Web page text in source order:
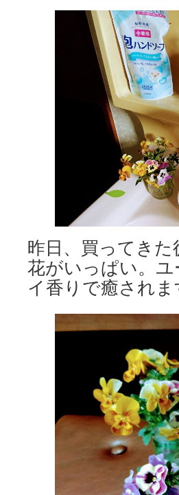
昨日、買ってき
花がいっぱい。
イ香りで癒されま